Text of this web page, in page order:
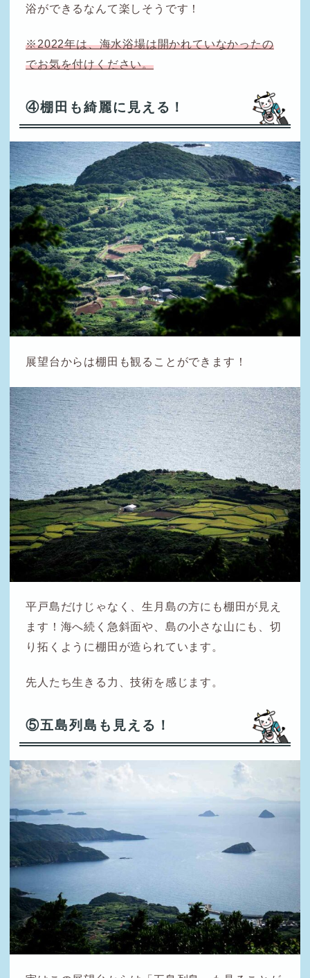
浴ができるなんて楽しそうです！
※2022年は、海水浴場は開かれていなかったの
でお気を付けください。
④棚田も綺麗に見える！
展望台からは棚田も観ることができます！
平戸島だけじゃなく、生月島の方にも棚田が見え
ます！海へ続く急斜面や、島の小さな山にも、切
り拓くように棚田が造られています。
先人たち生きる力、技術を感じます。
⑤五島列島も見える！